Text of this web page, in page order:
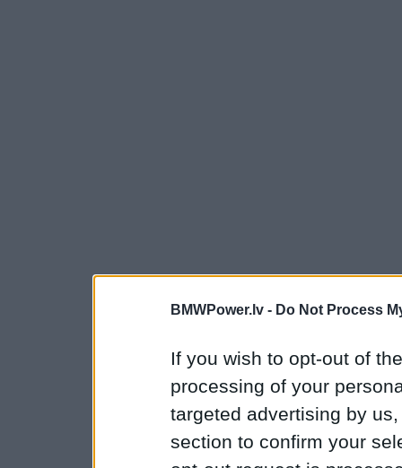
BMWPower.lv - Do Not Process
If you wish to opt-out of
processing of your
targeted advertising by
section to confirm your